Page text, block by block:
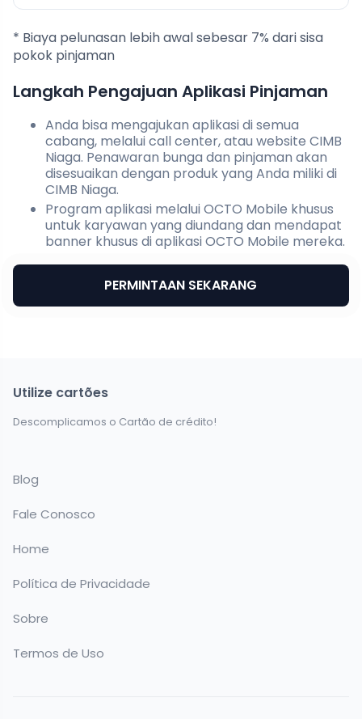
* Biaya pelunasan lebih awal sebesar 7% dari sisa
pokok pinjaman
Langkah Pengajuan Aplikasi Pinjaman
Anda bisa mengajukan aplikasi di semua
cabang, melalui call center, atau website CIMB
Niaga. Penawaran bunga dan pinjaman akan
disesuaikan dengan produk yang Anda miliki di
CIMB Niaga.
Program aplikasi melalui OCTO Mobile khusus
untuk karyawan yang diundang dan mendapat
banner khusus di aplikasi OCTO Mobile mereka.
PERMINTAAN SEKARANG
Utilize cartões
Descomplicamos o Cartão de crédito!
Blog
Fale Conosco
Home
Política de Privacidade
Sobre
Termos de Uso